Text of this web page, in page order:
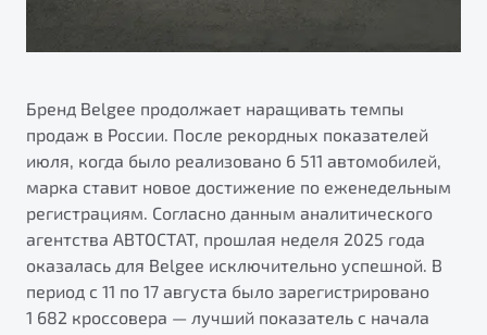
S50
Элегантный и практичный седан
от 1 699 990 ₽*
Узнайте о специальных выгодах при покупке
автомобиля Belgee
Помощь на дорогах
Бренд Belgee продолжает наращивать темпы
продаж в России. После рекордных показателей
июля, когда было реализовано 6 511 автомобилей,
марка ставит новое достижение по еженедельным
регистрациям. Согласно данным аналитического
агентства АВТОСТАТ, прошлая неделя 2025 года
оказалась для Belgee исключительно успешной. В
период с 11 по 17 августа было зарегистрировано
1 682 кроссовера — лучший показатель с начала